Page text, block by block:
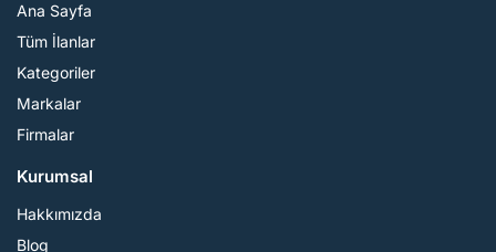
Ana Sayfa
Tüm İlanlar
Kategoriler
Markalar
Firmalar
Kurumsal
Hakkımızda
Blog